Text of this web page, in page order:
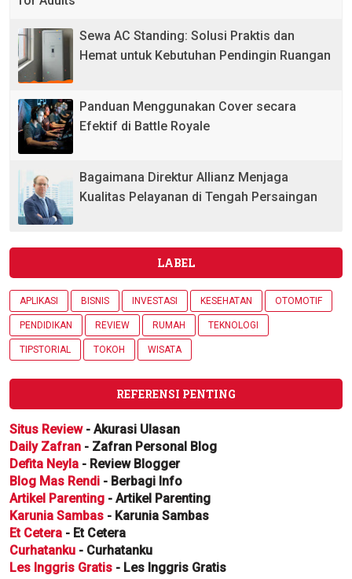
Sewa AC Standing: Solusi Praktis dan
Hemat untuk Kebutuhan Pendingin Ruangan
Panduan Menggunakan Cover secara
Efektif di Battle Royale
Bagaimana Direktur Allianz Menjaga
Kualitas Pelayanan di Tengah Persaingan
LABEL
APLIKASI BISNIS INVESTASI KESEHATAN OTOMOTIF
PENDIDIKAN REVIEW RUMAH TEKNOLOGI
TIPSTORIAL TOKOH WISATA
REFERENSI PENTING
Situs Review- Akurasi Ulasan
Daily Zafran - Zafran Personal Blog
Defita Neyla - Review Blogger
Blog Mas Rendi - Berbagi Info
Artikel Parenting - Artikel Parenting
Karunia Sambas - Karunia Sambas
Et Cetera - Et Cetera
Curhatanku - Curhatanku
Les Inggris Gratis - Les Inggris Gratis